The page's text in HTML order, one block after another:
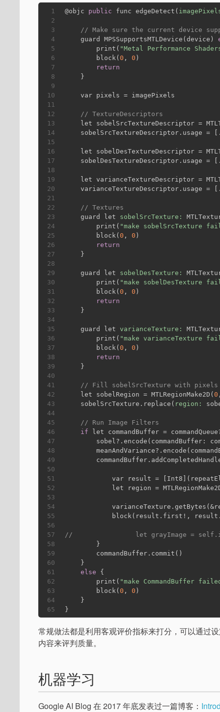
1
2
3
4
5
6
7
8
9
10
11
12
13
14
15
16
17
18
19
20
21
22
23
24
25
26
27
28
29
30
31
32
33
34
35
36
37
38
39
40
41
42
43
44
45
46
47
48
49
50
51
52
53
54
55
56
57
58
59
60
61
62
63
64
65
@objc public func edgeDetect(
// Make sure the current device
    guard MPSSupportsMTLDevice(device)
        print(
"Metal Performance
        block(
0 , 0 )
return
    }
    var pixels = imagePixels
// TextureDescriptors
let sobelSrcTextureDescriptor =
sobelSrcTextureDescriptor.usage =
let sobelDesTextureDescriptor =
sobelDesTextureDescriptor.usage =
let varianceTextureDescriptor =
varianceTextureDescriptor.usage =
// Textures
    guard let
sobelSrcTexture:
        print(
"make sobelSrcTexture
        block(
0 , 0 )
return
    }
    guard let
sobelDesTexture:
        print(
"make sobelDesTexture
        block(
0 , 0 )
return
    }
    guard let
varianceTexture:
        print(
"make varianceTexture
        block(
0 , 0 )
return
    }
// Fill sobelSrcTexture with pixels
    let sobelRegion = MTLRegionMake2D(
0
    sobelSrcTexture.replace(
region:
// Run Image Filters
if let commandBuffer =
sobel?.encode(commandBuffer:
var result =
let region =
block(result.first!,
//                let grayImage =
        }
        commandBuffer.commit()
    }
else {
        print(
"make CommandBuffer
        block(
0 , 0 )
    }
}
常规做法都是利用客观评价指标来打分，可以通过
内容来评判质量。
机器学习
Google AI Blog 在 2017 年底发表过一篇博客：